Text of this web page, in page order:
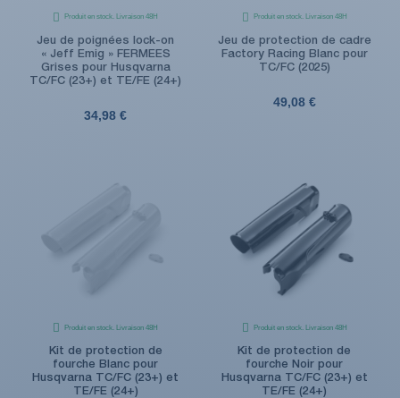
Produit en stock. Livraison 48H
Jeu de poignées lock-on
« Jeff Emig » FERMEES
Grises pour Husqvarna
TC/FC (23+) et TE/FE (24+)
34,98 €
Produit en stock. Livraison 48H
Jeu de protection de cadre
Factory Racing Blanc pour
TC/FC (2025)
49,08 €
Produit en stock. Livraison 48H
Kit de protection de
fourche Blanc pour
Husqvarna TC/FC (23+) et
TE/FE (24+)
Produit en stock. Livraison 48H
Kit de protection de
fourche Noir pour
Husqvarna TC/FC (23+) et
TE/FE (24+)